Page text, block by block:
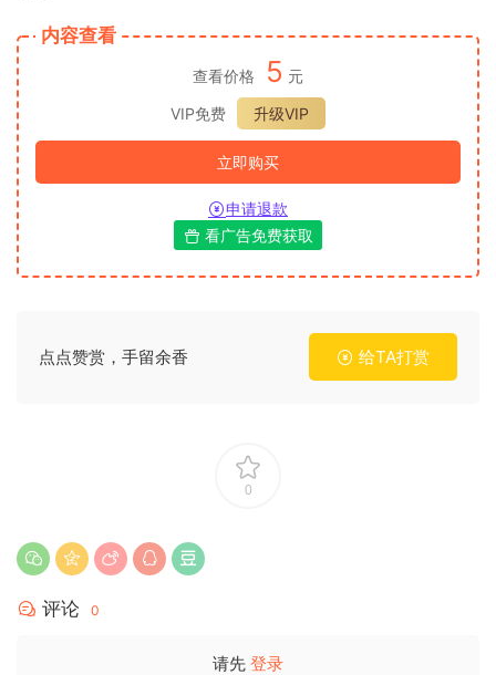
内容查看
查看价格 5 元
VIP免费
升级VIP
立即购买
申请退款
看广告免费获取
点点赞赏，手留余香 给TA打赏
0
评论 0
请先 登录